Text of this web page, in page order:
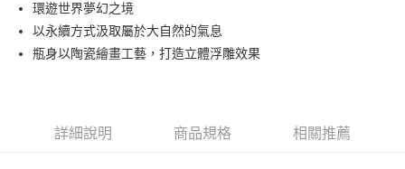
付款後萊爾富取貨
每筆NT$100，滿NT$1,000(含以上)免運費
宅配(全站)
環遊世界夢幻之境
以永續方式汲取屬於大自然的氣息
瓶身以陶瓷繪畫工藝，打造立體浮雕效果
詳細說明 商品規格 相關推薦